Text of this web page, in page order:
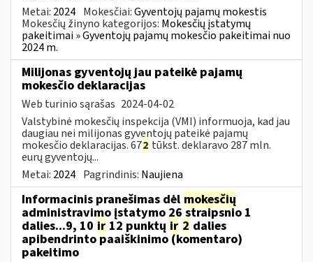
Metai: 2024 Mokesčiai:Gyventojų pajamų mokestis
Mokesčių žinyno kategorijos: Mokesčių įstatymų
pakeitimai » Gyventojų pajamų mokesčio pakeitimai nuo
2024 m.
Milijonas gyventojų jau pateikė pajamų
mokesčio deklaracijas
Web turinio sąrašas 2024-04-02
Valstybinė mokesčių inspekcija (VMI) informuoja, kad jau
daugiau nei milijonas gyventojų pateikė pajamų
mokesčio deklaracijas. 672 tūkst. deklaravo 287 mln.
eurų gyventojų...
Metai: 2024 Pagrindinis: Naujiena
Informacinis pranešimas dėl mokesčių
administravimo įstatymo 26 straipsnio 1
dalies...9, 10 ir 12 punktų ir 2 dalies
apibendrinto paaiškinimo (komentaro)
pakeitimo